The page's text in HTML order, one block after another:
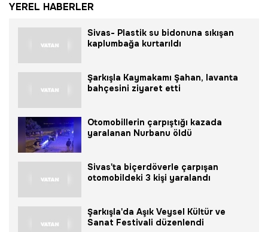
YEREL HABERLER
Sivas- Plastik su bidonuna sıkışan
kaplumbağa kurtarıldı
Şarkışla Kaymakamı Şahan, lavanta
bahçesini ziyaret etti
Otomobillerin çarpıştığı kazada
yaralanan Nurbanu öldü
Sivas'ta biçerdöverle çarpışan
otomobildeki 3 kişi yaralandı
Şarkışla'da Aşık Veysel Kültür ve
Sanat Festivali düzenlendi